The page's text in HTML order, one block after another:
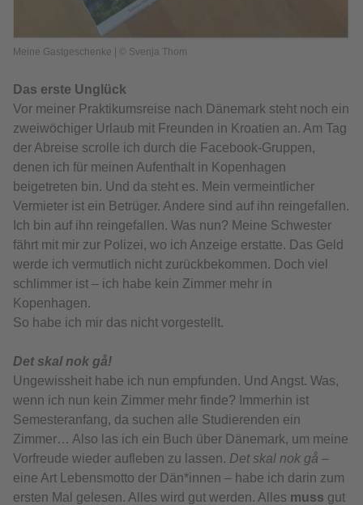
Meine Gastgeschenke | © Svenja Thom
Das erste Unglück
Vor meiner Praktikumsreise nach Dänemark steht noch ein
zweiwöchiger Urlaub mit Freunden in Kroatien an. Am Tag
der Abreise scrolle ich durch die Facebook-Gruppen,
denen ich für meinen Aufenthalt in Kopenhagen
beigetreten bin. Und da steht es. Mein vermeintlicher
Vermieter ist ein Betrüger. Andere sind auf ihn reingefallen.
Ich bin auf ihn reingefallen. Was nun? Meine Schwester
fährt mit mir zur Polizei, wo ich Anzeige erstatte. Das Geld
werde ich vermutlich nicht zurückbekommen. Doch viel
schlimmer ist – ich habe kein Zimmer mehr in
Kopenhagen.
So habe ich mir das nicht vorgestellt.
Det skal nok gå!
Ungewissheit habe ich nun empfunden. Und Angst. Was,
wenn ich nun kein Zimmer mehr finde? Immerhin ist
Semesteranfang, da suchen alle Studierenden ein
Zimmer… Also las ich ein Buch über Dänemark, um meine
Vorfreude wieder aufleben zu lassen. Det skal nok gå –
eine Art Lebensmotto der Dän*innen – habe ich darin zum
ersten Mal gelesen. Alles wird gut werden. Alles muss gut